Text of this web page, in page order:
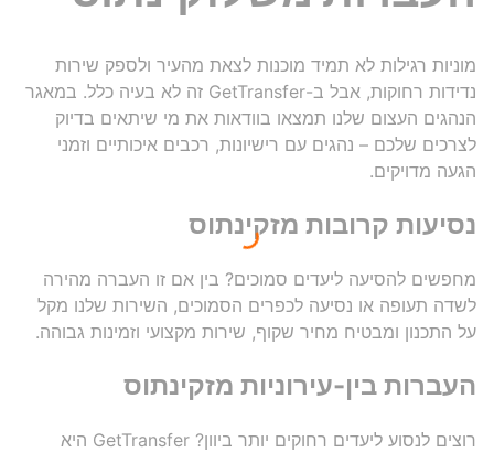
מוניות רגילות לא תמיד מוכנות לצאת מהעיר ולספק שירות
נדידות רחוקות, אבל ב-GetTransfer זה לא בעיה כלל. במאגר
הנהגים העצום שלנו תמצאו בוודאות את מי שיתאים בדיוק
לצרכים שלכם – נהגים עם רישיונות, רכבים איכותיים וזמני
הגעה מדויקים.
נסיעות קרובות מזקינתוס
מחפשים להסיעה ליעדים סמוכים? בין אם זו העברה מהירה
לשדה תעופה או נסיעה לכפרים הסמוכים, השירות שלנו מקל
על התכנון ומבטיח מחיר שקוף, שירות מקצועי וזמינות גבוהה.
העברות בין-עירוניות מזקינתוס
רוצים לנסוע ליעדים רחוקים יותר ביוון? GetTransfer היא